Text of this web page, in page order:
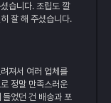
습니다. 조립도 깔
잘 해 주셨습니다.
져서 여러 업체를
정말 만족스러운
었던 건 배송과 포